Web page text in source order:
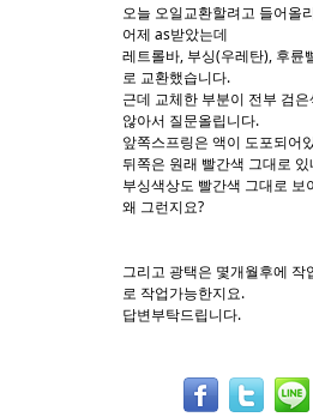
오늘 오일교환할려고 들어올
어제 as받았는데
레트롤바, 부싱(우레탄), 후륜
로 교환했습니다.
근데 교체한 부분이 전부 검
않아서 질문올립니다.
앞쪽스프링은 액이 도포되어
뒤쪽은 원래 빨간색 그대로 있
부싱색상도 빨간색 그대로 보
왜 그런지요?
그리고 광택은 몇개월후에 작
로 작업가능한지요.
답변부탁드립니다.